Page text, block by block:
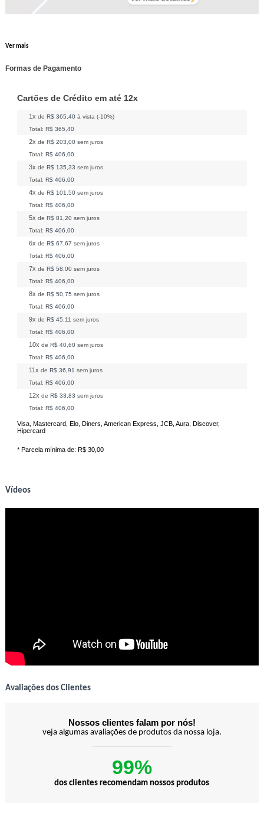
Ver mais
Formas de Pagamento
Cartões de Crédito em até 12x
1x de R$ 365,40 à vista (-10%)
Total: R$ 365,40
2x de R$ 203,00 sem juros
Total: R$ 406,00
3x de R$ 135,33 sem juros
Total: R$ 406,00
4x de R$ 101,50 sem juros
Total: R$ 406,00
5x de R$ 81,20 sem juros
Total: R$ 406,00
6x de R$ 67,67 sem juros
Total: R$ 406,00
7x de R$ 58,00 sem juros
Total: R$ 406,00
8x de R$ 50,75 sem juros
Total: R$ 406,00
9x de R$ 45,11 sem juros
Total: R$ 406,00
10x de R$ 40,60 sem juros
Total: R$ 406,00
11x de R$ 36,91 sem juros
Total: R$ 406,00
12x de R$ 33,83 sem juros
Total: R$ 406,00
Visa, Mastercard, Elo, Diners, American Express, JCB, Aura, Discover,
Hipercard
* Parcela mínima de: R$ 30,00
Vídeos
Avaliações dos Clientes
Nossos clientes falam por nós!
veja algumas avaliações de produtos da nossa loja.
99%
dos clientes recomendam nossos produtos